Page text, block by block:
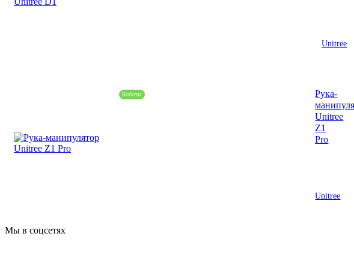
Unitree
Коботы
Рука-
Unitree
Z1
Pro
Unitree
Мы в соцсетях